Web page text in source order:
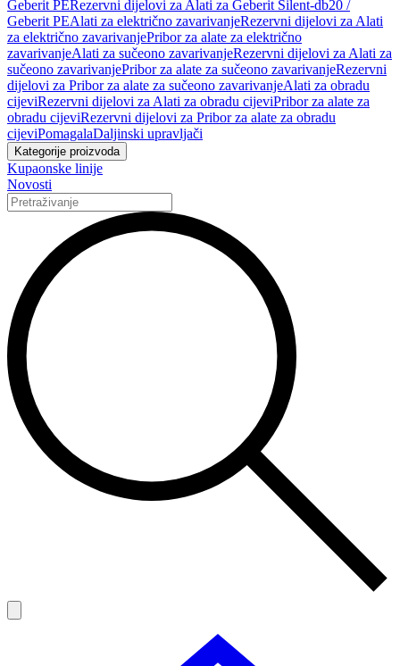
Geberit PERezervni dijelovi za Alati za Geberit Silent-db20 /
Geberit PEAlati za električno zavarivanjeRezervni dijelovi za Alati
za električno zavarivanjePribor za alate za električno
zavarivanjeAlati za sučeono zavarivanjeRezervni dijelovi za Alati za
sučeono zavarivanjePribor za alate za sučeono zavarivanjeRezervni
dijelovi za Pribor za alate za sučeono zavarivanjeAlati za obradu
cijeviRezervni dijelovi za Alati za obradu cijeviPribor za alate za
obradu cijeviRezervni dijelovi za Pribor za alate za obradu
cijeviPomagalaDaljinski upravljači
Kategorije proizvoda
Kupaonske linije
Novosti